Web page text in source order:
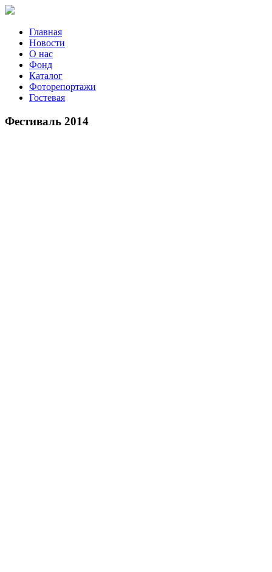
Главная
Новости
О нас
Фонд
Каталог
Фоторепортажи
Гостевая
Фестиваль 2014